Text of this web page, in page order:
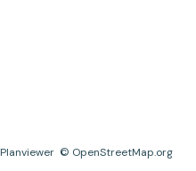
Planviewer© OpenStreetMap.org